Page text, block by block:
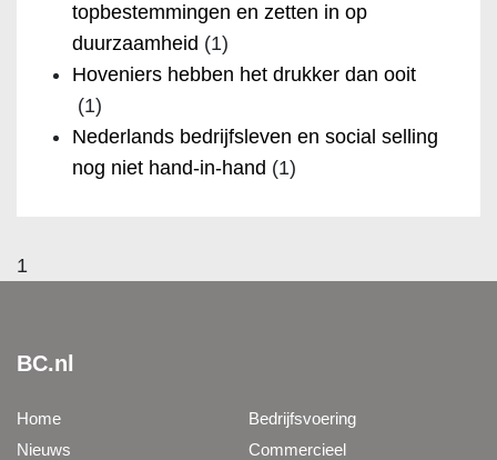
topbestemmingen en zetten in op
duurzaamheid (1)
Hoveniers hebben het drukker dan ooit
(1)
Nederlands bedrijfsleven en social selling
nog niet hand-in-hand (1)
1
BC.nl
Home
Nieuws
Bedrijfsvoering
Commercieel